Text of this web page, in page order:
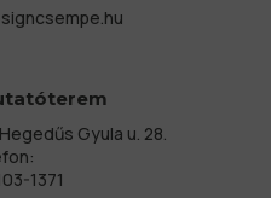
Gyula u. 28.
1371